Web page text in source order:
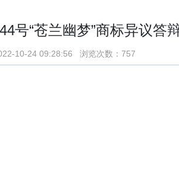
号“苍兰幽梦”商标异议答
10-24 09:28:56 浏览次数：757